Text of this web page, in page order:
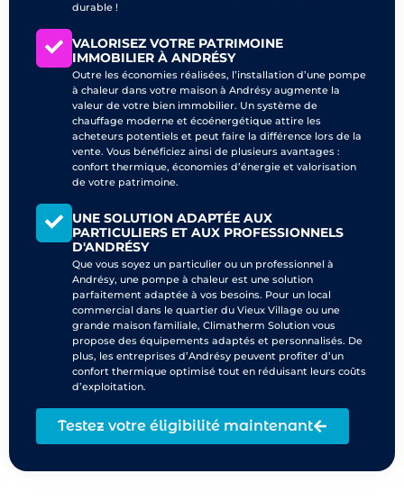
durable !
VALORISEZ VOTRE PATRIMOINE
IMMOBILIER À ANDRÉSY
Outre les économies réalisées, l’installation d’une pompe
à chaleur dans votre maison à Andrésy augmente la
valeur de votre bien immobilier. Un système de
chauffage moderne et écoénergétique attire les
acheteurs potentiels et peut faire la différence lors de la
vente. Vous bénéficiez ainsi de plusieurs avantages :
confort thermique, économies d’énergie et valorisation
de votre patrimoine.
UNE SOLUTION ADAPTÉE AUX
PARTICULIERS ET AUX PROFESSIONNELS
D'ANDRÉSY
Que vous soyez un particulier ou un professionnel à
Andrésy, une pompe à chaleur est une solution
parfaitement adaptée à vos besoins. Pour un local
commercial dans le quartier du Vieux Village ou une
grande maison familiale, Climatherm Solution vous
propose des équipements adaptés et personnalisés. De
plus, les entreprises d’Andrésy peuvent profiter d’un
confort thermique optimisé tout en réduisant leurs coûts
d’exploitation.
Testez votre éligibilité maintenant